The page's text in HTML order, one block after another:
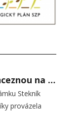
Prohlídka s princeznou na zámku Stekník
Stekník
provázela